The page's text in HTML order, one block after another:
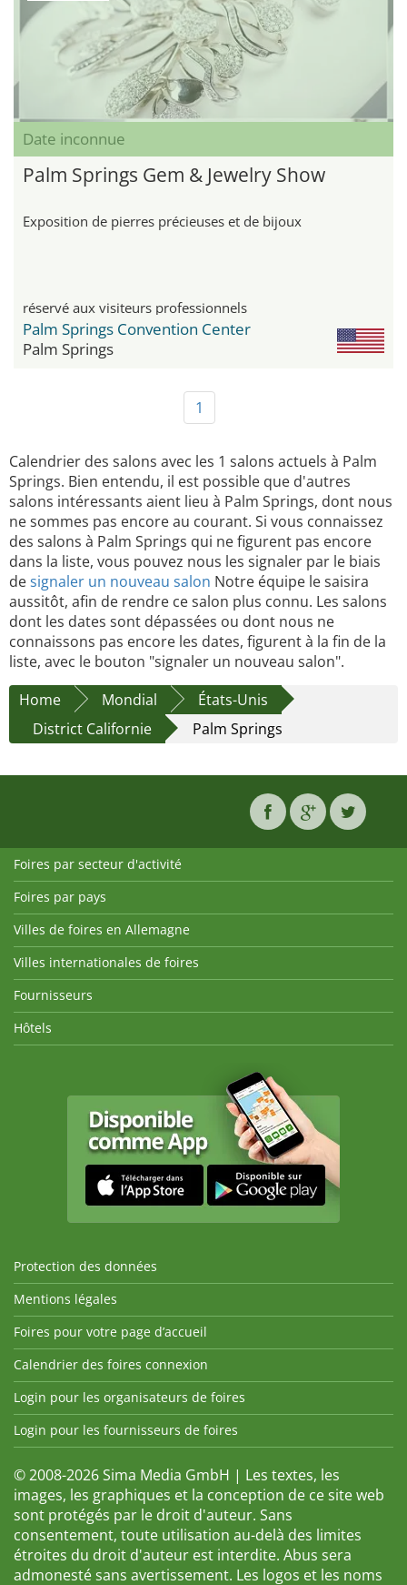
Date inconnue
Palm Springs Gem & Jewelry Show
Exposition de pierres précieuses et de bijoux
réservé aux visiteurs professionnels
Palm Springs Convention Center
Palm Springs
1
Calendrier des salons avec les 1 salons actuels à Palm
Springs. Bien entendu, il est possible que d'autres
salons intéressants aient lieu à Palm Springs, dont nous
ne sommes pas encore au courant. Si vous connaissez
des salons à Palm Springs qui ne figurent pas encore
dans la liste, vous pouvez nous les signaler par le biais
designaler un nouveau salon Notre équipe le saisira
aussitôt, afin de rendre ce salon plus connu. Les salons
dont les dates sont dépassées ou dont nous ne
connaissons pas encore les dates, figurent à la fin de la
liste, avec le bouton "signaler un nouveau salon".
Home
Mondial
États-Unis
District Californie
Palm Springs
Foires par secteur d'activité
Foires par pays
Villes de foires en Allemagne
Villes internationales de foires
Fournisseurs
Hôtels
Protection des données
Mentions légales
Foires pour votre page d’accueil
Calendrier des foires connexion
Login pour les organisateurs de foires
Login pour les fournisseurs de foires
© 2008-2026 Sima Media GmbH | Les textes, les
images, les graphiques et la conception de ce site web
sont protégés par le droit d'auteur. Sans
consentement, toute utilisation au-delà des limites
étroites du droit d'auteur est interdite. Abus sera
admonesté sans avertissement. Les logos et les noms